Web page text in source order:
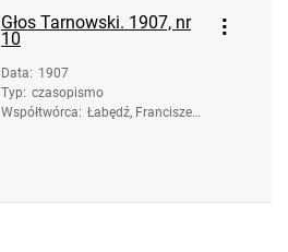
Głos Tarnowski. 1907, nr
10
Data: 1907
Typ: czasopismo
Współtwórca: Łabędź, Franciszek.